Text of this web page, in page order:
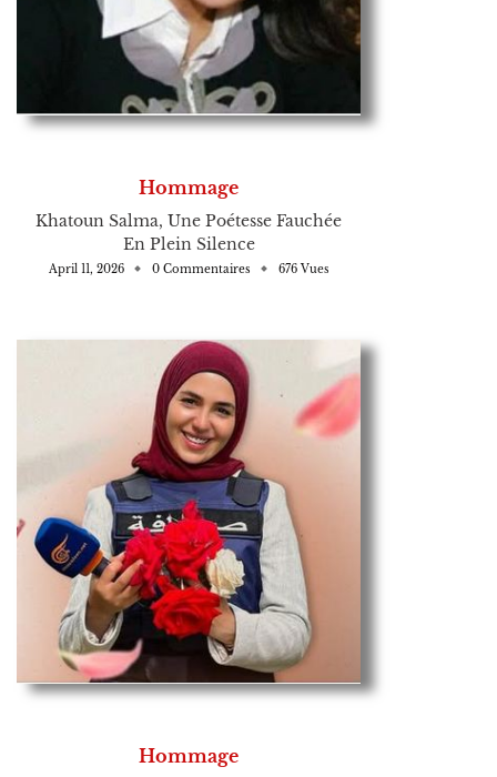
Hommage
Khatoun Salma, Une Poétesse Fauchée
En Plein Silence
April 11, 2026 0 Commentaires 676 Vues
Hommage